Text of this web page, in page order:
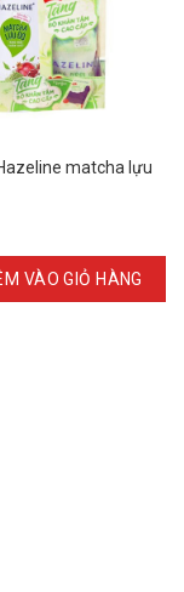
matcha lựu
VÀO GIỎ HÀNG